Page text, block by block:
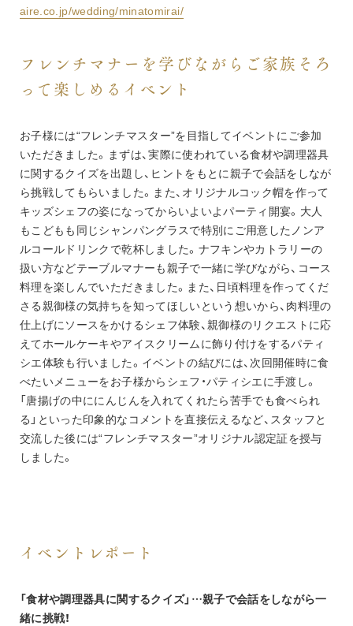
aire.co.jp/wedding/minatomirai/
フレンチマナーを学びながらご家族そろ
って楽しめるイベント
お子様には“フレンチマスター”を目指してイベントにご参加
いただきました。まずは、実際に使われている食材や調理器具
に関するクイズを出題し、ヒントをもとに親子で会話をしなが
ら挑戦してもらいました。また、オリジナルコック帽を作って
キッズシェフの姿になってからいよいよパーティ開宴。大人
もこどもも同じシャンパングラスで特別にご用意したノンア
ルコールドリンクで乾杯しました。ナフキンやカトラリーの
扱い方などテーブルマナーも親子で一緒に学びながら、コース
料理を楽しんでいただきました。また、日頃料理を作ってくだ
さる親御様の気持ちを知ってほしいという想いから、肉料理の
仕上げにソースをかけるシェフ体験、親御様のリクエストに応
えてホールケーキやアイスクリームに飾り付けをするパティ
シエ体験も行いました。イベントの結びには、次回開催時に食
べたいメニューをお子様からシェフ・パティシエに手渡し。
「唐揚げの中ににんじんを入れてくれたら苦手でも食べられ
る」といった印象的なコメントを直接伝えるなど、スタッフと
交流した後には“フレンチマスター”オリジナル認定証を授与
しました。
イベントレポート
「食材や調理器具に関するクイズ」…親子で会話をしながら一
緒に挑戦！